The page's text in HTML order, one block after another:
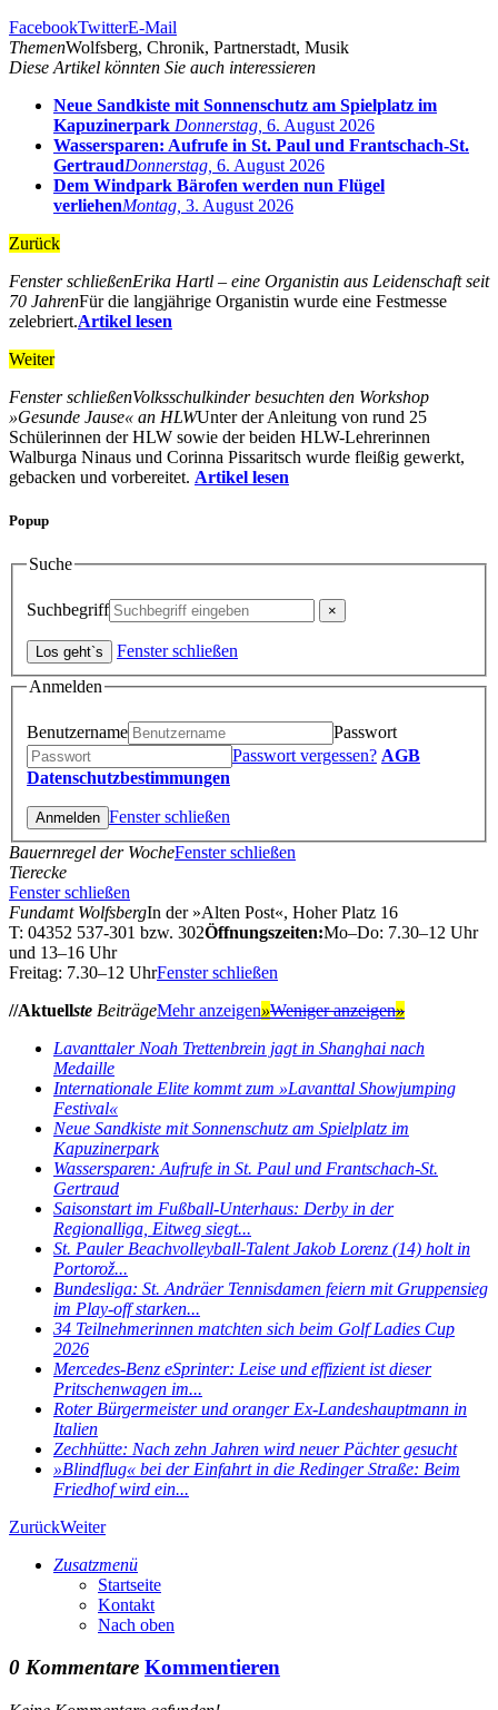
FacebookTwitterE-Mail
ThemenWolfsberg, Chronik, Partnerstadt, Musik
Diese Artikel könnten Sie auch interessieren
Neue Sandkiste mit Sonnenschutz am Spielplatz im
Kapuzinerpark Donnerstag, 6. August 2026
Wassersparen: Aufrufe in St. Paul und Frantschach-St.
GertraudDonnerstag, 6. August 2026
Dem Windpark Bärofen werden nun Flügel
verliehenMontag, 3. August 2026
Zurück
Fenster schließenErika Hartl – eine Organistin aus Leidenschaft seit
70 JahrenFür die langjährige Organistin wurde eine Festmesse
zelebriert.Artikel lesen
Weiter
Fenster schließenVolksschulkinder besuchten den Workshop
»Gesunde Jause« an HLWUnter der Anleitung von rund 25
Schülerinnen der HLW sowie der beiden HLW-Lehrerinnen
Walburga Ninaus und Corinna Pissaritsch wurde fleißig gewerkt,
gebacken und vorbereitet. Artikel lesen
Popup
Suche
Suchbegriff
Fenster schließen
Anmelden
Benutzername
Passwort
Passwort vergessen? AGB
Datenschutzbestimmungen
Fenster schließen
Bauernregel der WocheFenster schließen
Tierecke
Fenster schließen
Fundamt WolfsbergIn der »Alten Post«, Hoher Platz 16
T: 04352 537-301 bzw. 302Öffnungszeiten:Mo–Do: 7.30–12 Uhr
und 13–16 Uhr
Freitag: 7.30–12 UhrFenster schließen
//Aktuellste BeiträgeMehr anzeigen»Weniger anzeigen»
Lavanttaler Noah Trettenbrein jagt in Shanghai nach
Medaille
Internationale Elite kommt zum »Lavanttal Showjumping
Festival«
Neue Sandkiste mit Sonnenschutz am Spielplatz im
Kapuzinerpark
Wassersparen: Aufrufe in St. Paul und Frantschach-St.
Gertraud
Saisonstart im Fußball-Unterhaus: Derby in der
Regionalliga, Eitweg siegt...
St. Pauler Beachvolleyball-Talent Jakob Lorenz (14) holt in
Portorož...
Bundesliga: St. Andräer Tennisdamen feiern mit Gruppensieg
im Play-off starken...
34 Teilnehmerinnen matchten sich beim Golf Ladies Cup
2026
Mercedes-Benz eSprinter: Leise und effizient ist dieser
Pritschenwagen im...
Roter Bürgermeister und oranger Ex-Landeshauptmann in
Italien
Zechhütte: Nach zehn Jahren wird neuer Pächter gesucht
»Blindflug« bei der Einfahrt in die Redinger Straße: Beim
Friedhof wird ein...
ZurückWeiter
Zusatzmenü
Startseite
Kontakt
Nach oben
0 Kommentare Kommentieren